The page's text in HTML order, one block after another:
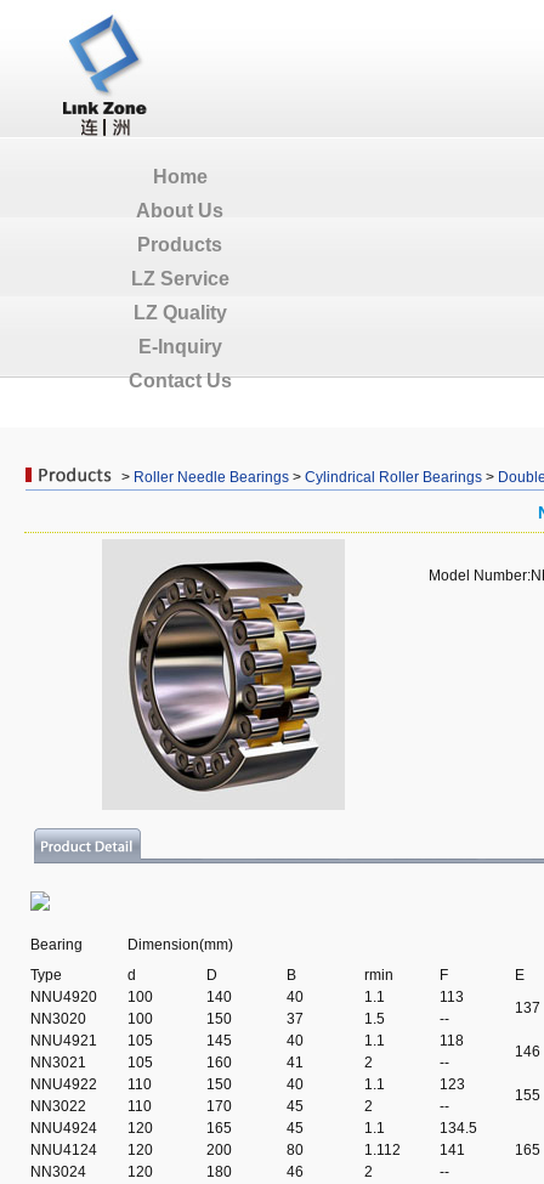
Home
About Us
Products
LZ Service
LZ Quality
E-Inquiry
Contact Us
> Roller Needle Bearings > Cylindrical Roller Bearings >
Model
Bearing
Dimension(mm)
Type
d D B rmin F
E
NNU4920
100 140 40 1.1 113
137
NN3020 100 150 37 1.5
--
NNU4921
105 145 40 1.1 118
146
NN3021 105 160 41 2
--
NNU4922
110 150 40 1.1 123
155
NN3022 110 170 45 2
--
NNU4924
120 165 45 1.1
134.5
165
NNU4124 120 200 80 1.112
141
NN3024
120 180 46 2
--